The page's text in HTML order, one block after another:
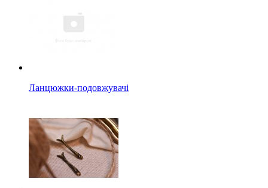
Ланцюжки-подовжувачі